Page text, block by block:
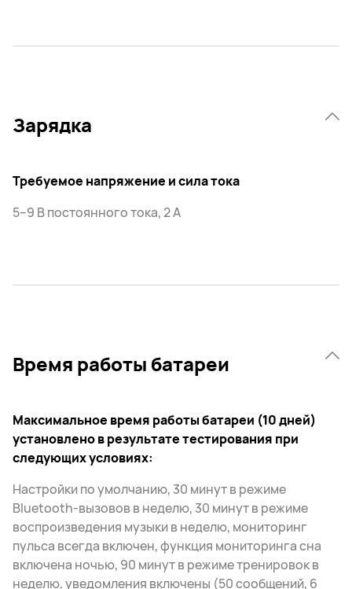
Зарядка
Требуемое напряжение и сила тока
5–9 В постоянного тока, 2 А
Время работы батареи
Максимальное время работы батареи (10 дней)
установлено в результате тестирования при
следующих условиях:
Настройки по умолчанию, 30 минут в режиме
Bluetooth-вызовов в неделю, 30 минут в режиме
воспроизведения музыки в неделю, мониторинг
пульса всегда включен, функция мониторинга сна
включена ночью, 90 минут в режиме тренировок в
неделю, уведомления включены (50 сообщений, 6